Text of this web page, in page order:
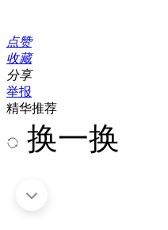
点赞
收藏
分享
举报
精华推荐
换一换